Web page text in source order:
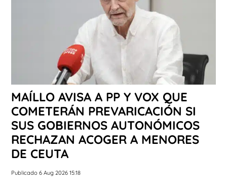
MAÍLLO AVISA A PP Y VOX QUE
COMETERÁN PREVARICACIÓN SI
SUS GOBIERNOS AUTONÓMICOS
RECHAZAN ACOGER A MENORES
DE CEUTA
Publicado 6 Aug 2026 15:18